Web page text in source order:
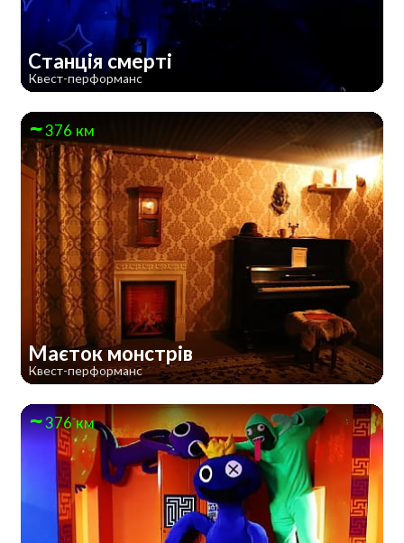
Станція смерті
Квест-перформанс
376 км
Маєток монстрів
Квест-перформанс
376 км